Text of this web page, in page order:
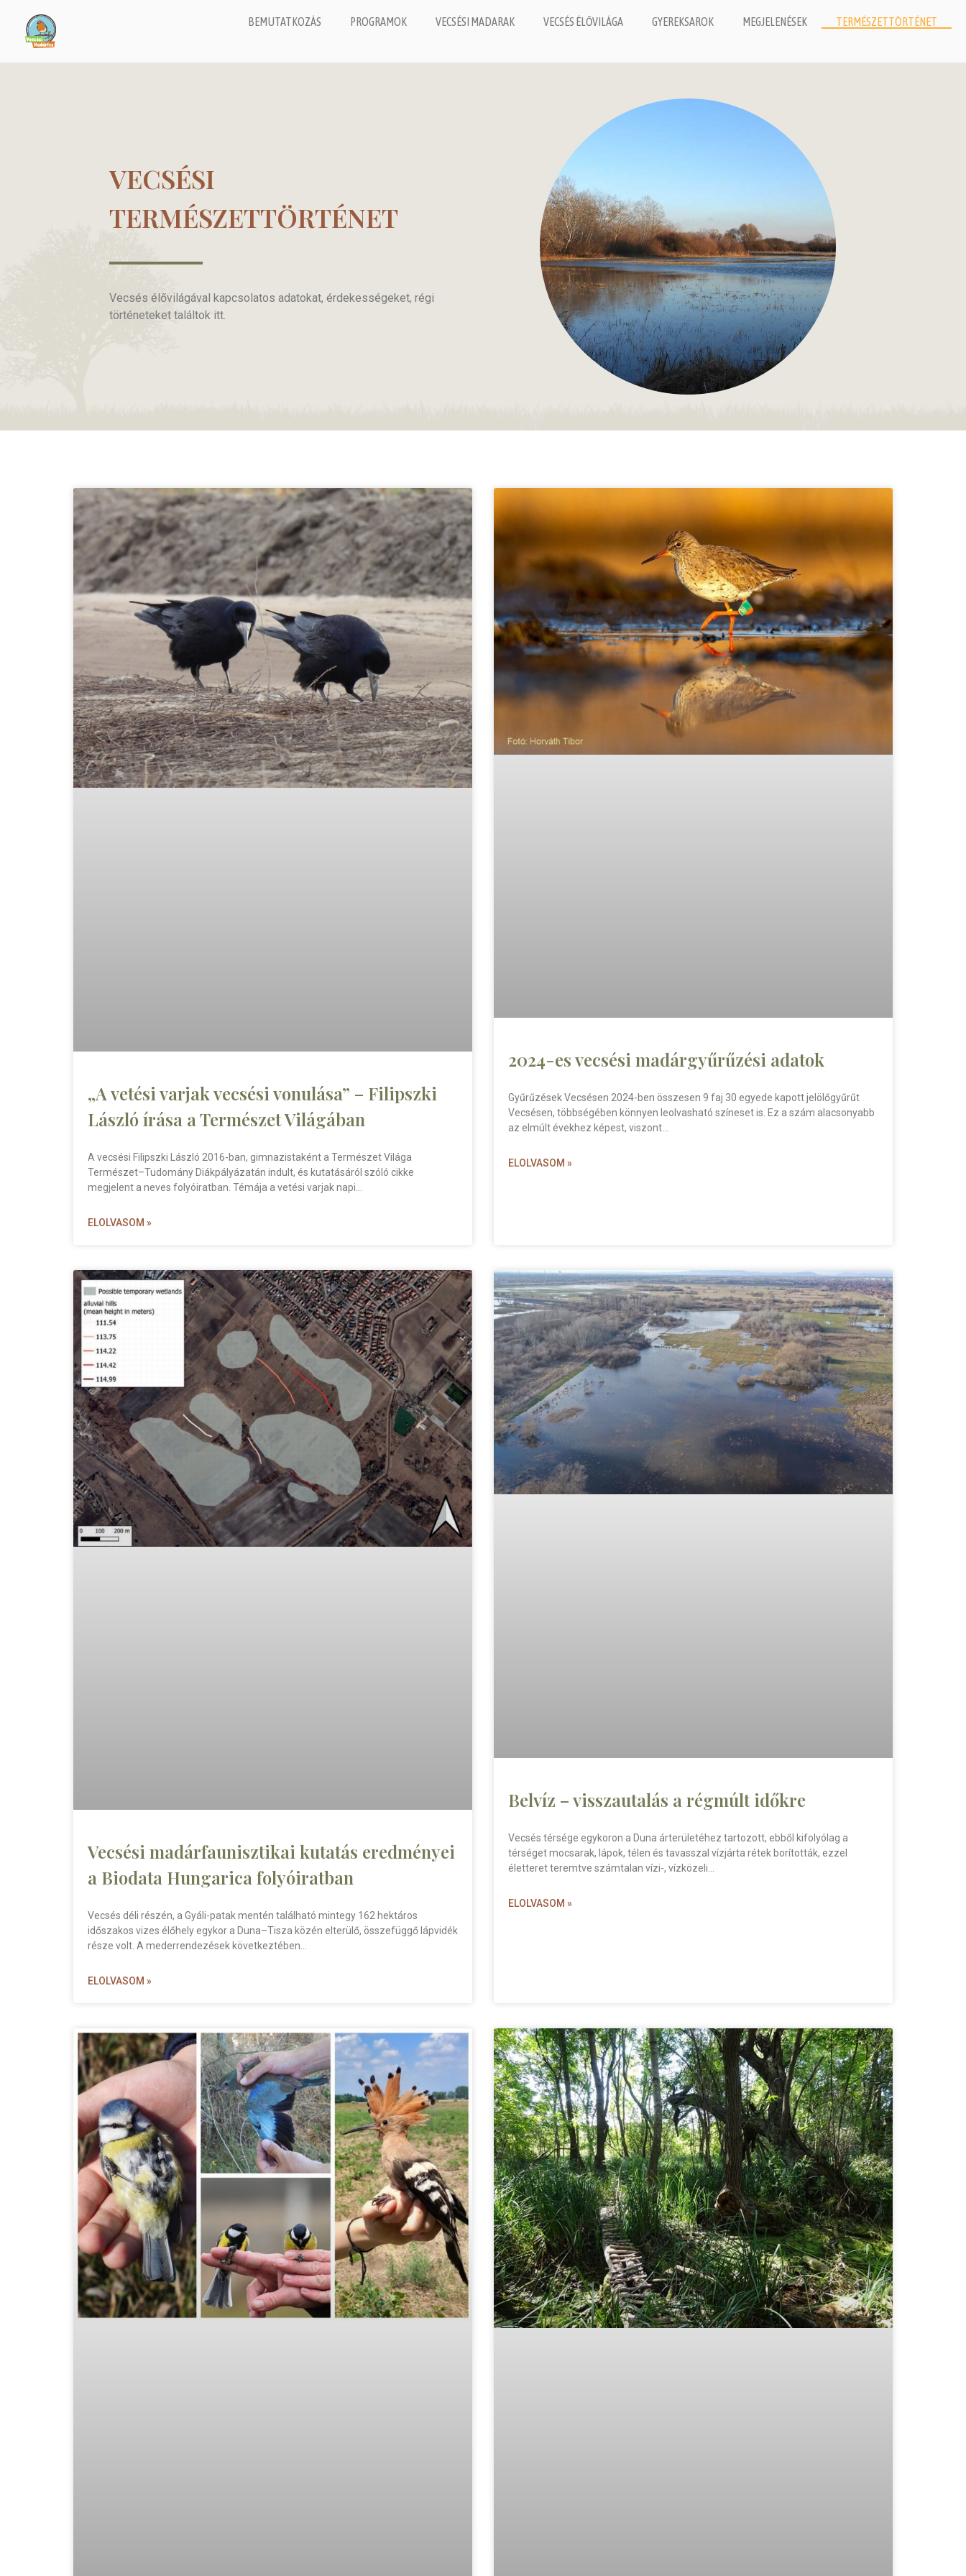
BEMUTATKOZÁS PROGRAMOK VECSÉSI MADARAK VECSÉS ÉLŐVILÁGA GYEREKSAROK MEGJELENÉSEK TERMÉSZETTÖRTÉNET
VECSÉSI
TERMÉSZETTÖRTÉNET
Vecsés élővilágával kapcsolatos adatokat, érdekességeket, régi
történeteket találtok itt.
„A vetési varjak vecsési vonulása” – Filipszki
László írása a Természet Világában
A vecsési Filipszki László 2016-ban, gimnazistaként a Természet Világa
Természet–Tudomány Diákpályázatán indult, és kutatásáról szóló cikke
megjelent a neves folyóiratban. Témája a vetési varjak napi
ELOLVASOM »
2024-es vecsési madárgyűrűzési adatok
Gyűrűzések Vecsésen 2024-ben összesen 9 faj 30 egyede kapott jelölőgyűrűt
Vecsésen, többségében könnyen leolvasható színeset is. Ez a szám alacsonyabb
az elmúlt évekhez képest, viszont
ELOLVASOM »
Vecsési madárfaunisztikai kutatás eredményei
a Biodata Hungarica folyóiratban
Vecsés déli részén, a Gyáli-patak mentén található mintegy 162 hektáros
időszakos vizes élőhely egykor a Duna–Tisza közén elterülő, összefüggő lápvidék
része volt. A mederrendezések következtében
ELOLVASOM »
Belvíz – visszautalás a régmúlt időkre
Vecsés térsége egykoron a Duna árterületéhez tartozott, ebből kifolyólag a
térséget mocsarak, lápok, télen és tavasszal vízjárta rétek borították, ezzel
életteret teremtve számtalan vízi-, vízközeli
ELOLVASOM »